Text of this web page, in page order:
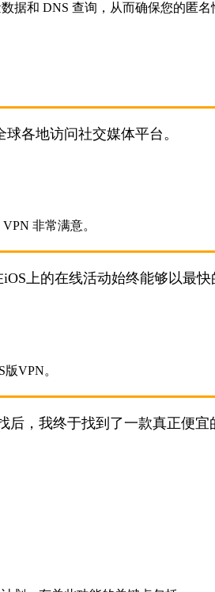
据和 DNS 查询，从而确保您的匿名
各地访问社交媒体平台。
上的在线活动始终能够以最快
，我终于找到了一款真正便宜